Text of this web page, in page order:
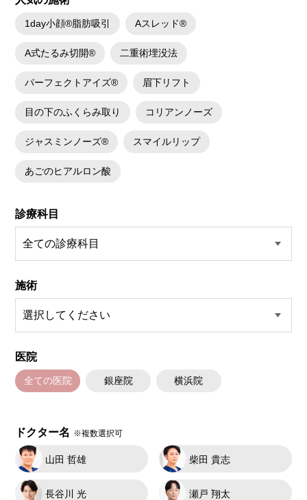
1day小顔®脂肪吸引 Aスレッド®
A式たるみ切開® 二重術埋没法
パーフェクトアイズ® 眉下リフト
目の下のふくらみ取り コリアンノーズ
ジャスミンノーズ® スマイルリップ
あごのヒアルロン酸
診療科目
施術
医院
全ての医院 銀座院 横浜院
ドクター名 ※複数選択可
山田 哲雄 柴田 貴志
長谷川 光 瀬戸 翔太